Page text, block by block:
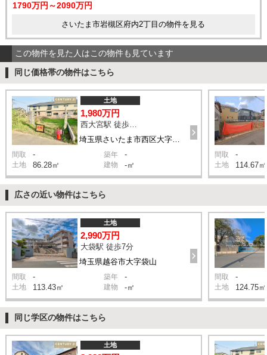
1790万円～2090万円
さいたま市岩槻区府内2丁目の物件を見る
この物件を見た人はこの物件も見ています
同じ価格帯の物件はこちら
土地
1,980万円
間取 - 築年 -
土地 86.28㎡ 建物 -㎡
間取 -
土地 114.67㎡
広さの近い物件はこちら
埼玉県越谷市大字袋山
土地
2,990万円
大袋駅 徒歩7分
間取 - 築年 -
土地 113.43㎡ 建物 -㎡
間取 -
土地 124.75㎡
同じ学区の物件はこちら
土地